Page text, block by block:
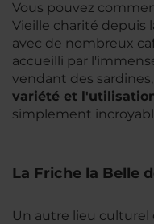
Vous pouvez
Vieille charité depuis
avec de nombreux
accueilli par
vendant des
variété et
simplement
La Friche la Belle
Un autre lieu culturel